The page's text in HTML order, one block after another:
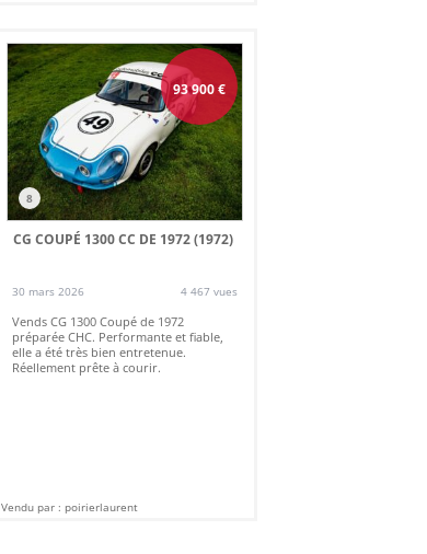
93 900€
8
CG COUPÉ 1300 CC DE 1972 (1972)
30 mars 2026 4 467 vues
Vends CG 1300 Coupé de 1972
préparée CHC. Performante et fiable,
elle a été très bien entretenue.
Réellement prête à courir.
Vendu par : poirierlaurent